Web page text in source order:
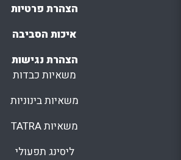
הצהרת פרטיות
איכות הסביבה
הצהרת נגישות
משאיות כבדות
משאיות בינוניות
משאיות TATRA
ליסינג תפעולי